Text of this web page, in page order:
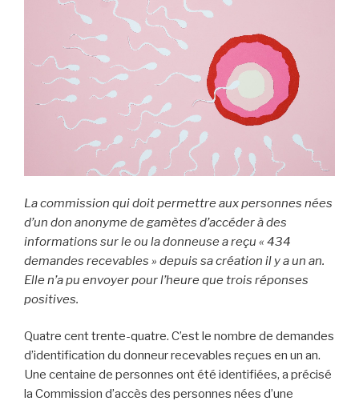
La commission qui doit permettre aux personnes nées
d’un don anonyme de gamètes d’accéder à des
informations sur le ou la donneuse a reçu « 434
demandes recevables » depuis sa création il y a un an.
Elle n’a pu envoyer pour l’heure que trois réponses
positives.
Quatre cent trente-quatre. C’est le nombre de demandes
d’identification du donneur recevables reçues en un an.
Une centaine de personnes ont été identifiées, a précisé
la Commission d’accès des personnes nées d’une